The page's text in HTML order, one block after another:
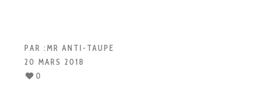
PAR :MR ANTI-TAUPE
20 MARS 2018
0